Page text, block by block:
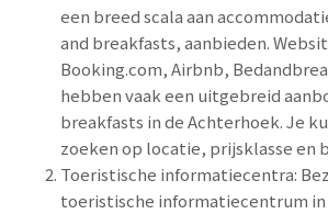
een breed scala aan
and breakfasts, aanbieden.
Booking.com, Airbnb,
hebben vaak een uitgebreid
breakfasts in de Achterhoek. Je
zoeken op locatie, prijsklasse en
Toeristische informatiecentra:
toeristische informatiecentrum in